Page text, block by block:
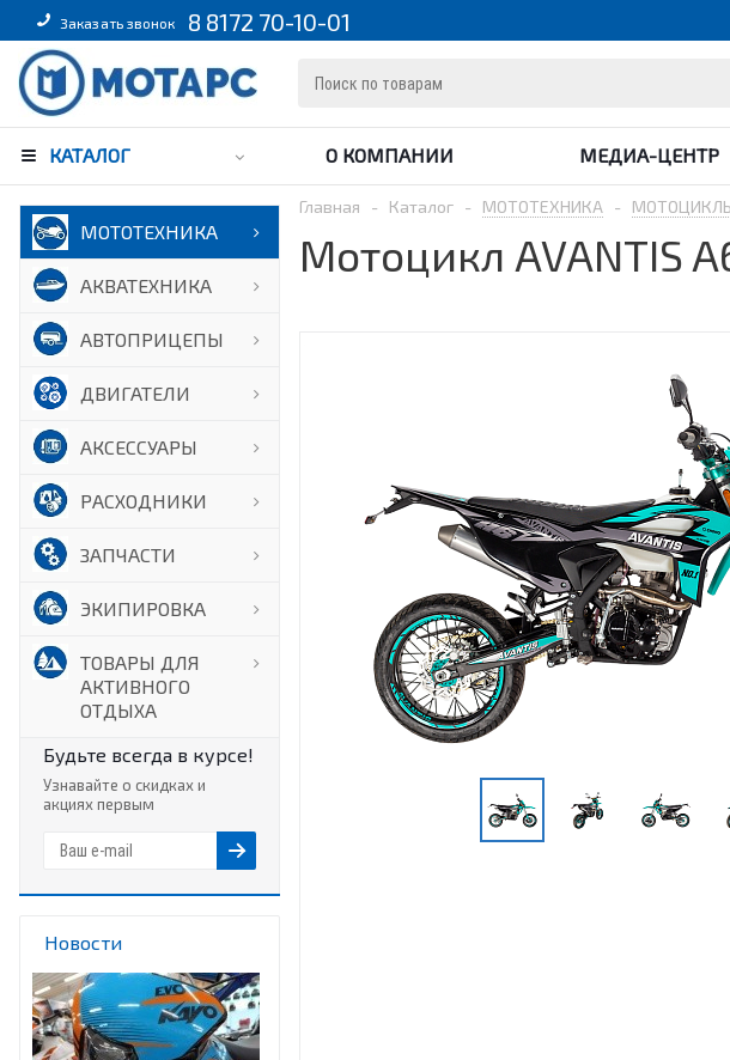
Заказать звонок 8 8172 70-10-01
КАТАЛОГ О КОМПАНИИ МЕДИА-ЦЕНТР
МОТОТЕХНИКА
АКВАТЕХНИКА
АВТОПРИЦЕПЫ
ДВИГАТЕЛИ
АКСЕССУАРЫ
РАСХОДНИКИ
ЗАПЧАСТИ
ЭКИПИРОВКА
ТОВАРЫ ДЛЯ
АКТИВНОГО
ОТДЫХА
Будьте всегда в курсе!
Узнавайте о скидках и
акциях первым
Новости
Главная - Каталог - МОТОТЕХНИКА -
Мотоцикл AVANTIS